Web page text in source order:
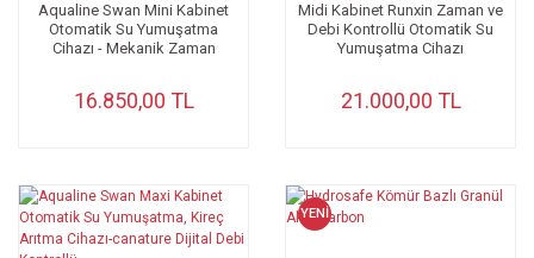
Aqualine Swan Mini Kabinet
Otomatik Su Yumuşatma
Cihazı - Mekanik Zaman
16.850,00 TL
Midi Kabinet Runxin Zaman ve
Debi Kontrollü Otomatik Su
Yumuşatma Cihazı
21.000,00 TL
YENİ